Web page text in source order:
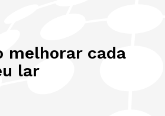
melhorar cada
lar